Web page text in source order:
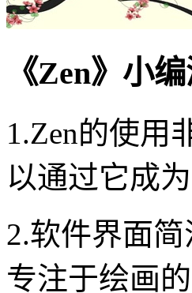
《Zen》小编
1.Zen的使用
以通过它成
2.软件界面
专注于绘画